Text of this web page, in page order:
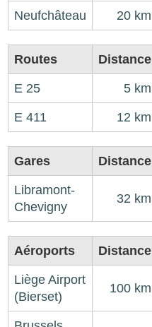
Neufchâteau 20 km
Routes Distance
E 25 5 km
E 411 12 km
Gares Distance
Libramont-
Chevigny
32 km
Aéroports Distance
Liège Airport
(Bierset)
100 km